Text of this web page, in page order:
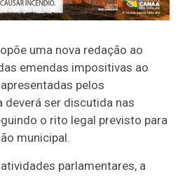
uma nova redação ao
emendas impositivas ao
pelos
deverá ser discutida nas
o rito legal previsto para
municipal.
parlamentares, a